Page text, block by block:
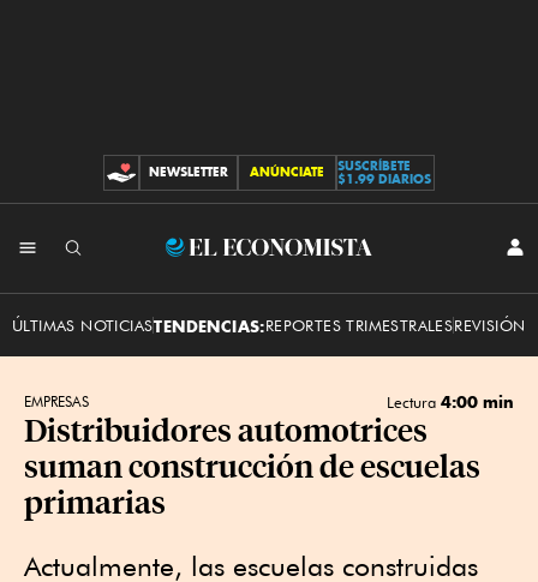
CONTRIBUCIONES
NEWSLETTER ANÚNCIATE
SUSCRÍBETE
$1.99 DIARIOS
El
ÚLTIMAS NOTICIASTENDENCIAS:REPORTES TRIMESTRALESREVISIÓN
EMPRESAS Lectura 4:00 min
Distribuidores automotrices
suman construcción de escuelas
primarias
Actualmente, las escuelas construidas